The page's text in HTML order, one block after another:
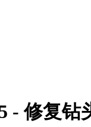
- 修复